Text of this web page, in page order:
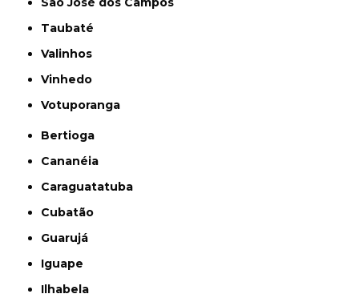
Taubaté
Valinhos
Vinhedo
Votuporanga
Bertioga
Cananéia
Caraguatatuba
Cubatão
Guarujá
Iguape
Ilhabela